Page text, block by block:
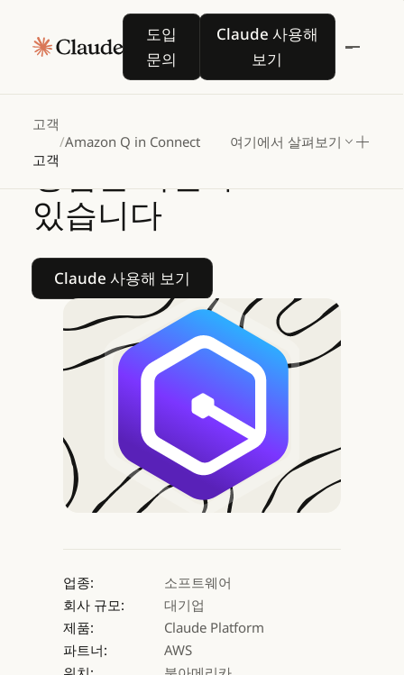
도입
문의
도입 문의
Claude 사용해
보기
Claude 사용해 보기
고객
고객
/Amazon Q in Connect 여기에서 살펴보기
AmazonQin
Connect는
Claude를
활용해고객과상담원
모두의 고객
서비스
경험을
있습니다
Claude 사용해 보기
Claude 사용해 보기
업종:
소프트웨어
회사 규모:
대기업
제품:
Claude Platform
파트너:
AWS